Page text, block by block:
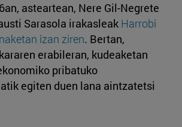
asteartean, Nere Gil-Negrete
Sarasola irakasleak Harrobi
izan ziren. Bertan,
erabileran, kudeaketan
pribatuko
egiten duen lana aintzatetsi